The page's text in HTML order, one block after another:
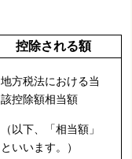
控除される額
地方税法における当
該控除額相当額
（以下、「相当額」
といいます。）